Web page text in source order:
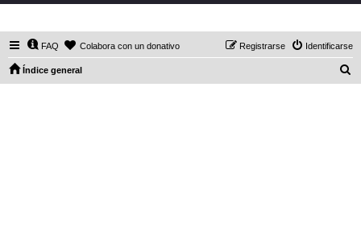
FAQ Colabora con un donativo Identificarse
Registrarse
Índice general